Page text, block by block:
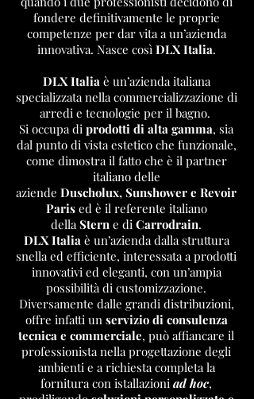
fondere definitivamente le proprie
competenze per dar vita a un’azienda
innovativa. Nasce così DLX Italia.
DLX Italiaè un’azienda italiana
specializzata nella commercializzazione di
arredi e tecnologie per il bagno.
Si occupa di prodotti di alta gamma, sia
dal punto di vista estetico che funzionale,
come dimostra il fatto che è il partner
italiano delle
aziende Duscholux, Sunshower e Revoir
Paris ed è il referente italiano
dellaStern e di Carrodrain.
DLX Italiaè un’azienda dalla struttura
snella ed efficiente, interessata a prodotti
innovativi ed eleganti, con un’ampia
possibilità di customizzazione.
Diversamente dalle grandi distribuzioni,
offre infatti un servizio di consulenza
tecnica e commerciale, può affiancare il
professionista nella progettazione degli
ambienti e a richiesta completa la
fornitura con istallazioni ad hoc,